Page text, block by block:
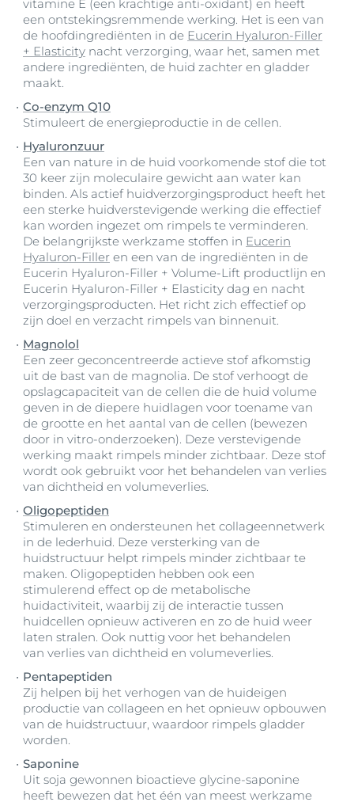
vitamine E (een krachtige anti-oxidant) en heeft
een ontstekingsremmende werking. Het is een van
de hoofdingrediënten in de Eucerin Hyaluron-Filler
+ Elasticity nacht verzorging, waar het, samen met
andere ingrediënten, de huid zachter en gladder
maakt.
Co-enzym Q10
Stimuleert de energieproductie in de cellen.
Hyaluronzuur
Een van nature in de huid voorkomende stof die tot
30 keer zijn moleculaire gewicht aan water kan
binden. Als actief huidverzorgingsproduct heeft het
een sterke huidverstevigende werking die effectief
kan worden ingezet om rimpels te verminderen.
De belangrijkste werkzame stoffen in Eucerin
Hyaluron-Filler en een van de ingrediënten in de
Eucerin Hyaluron-Filler + Volume-Lift productlijn en
Eucerin Hyaluron-Filler + Elasticity dag en nacht
verzorgingsproducten. Het richt zich effectief op
zijn doel en verzacht rimpels van binnenuit.
Magnolol
Een zeer geconcentreerde actieve stof afkomstig
uit de bast van de magnolia. De stof verhoogt de
opslagcapaciteit van de cellen die de huid volume
geven in de diepere huidlagen voor toename van
de grootte en het aantal van de cellen (bewezen
door in vitro-onderzoeken). Deze verstevigende
werking maakt rimpels minder zichtbaar. Deze stof
wordt ook gebruikt voor het behandelen van verlies
van dichtheid en volumeverlies.
Oligopeptiden
Stimuleren en ondersteunen het collageennetwerk
in de lederhuid. Deze versterking van de
huidstructuur helpt rimpels minder zichtbaar te
maken. Oligopeptiden hebben ook een
stimulerend effect op de metabolische
huidactiviteit, waarbij zij de interactie tussen
huidcellen opnieuw activeren en zo de huid weer
laten stralen. Ook nuttig voor het behandelen
van verlies van dichtheid en volumeverlies.
Pentapeptiden
Zij helpen bij het verhogen van de huideigen
productie van collageen en het opnieuw opbouwen
van de huidstructuur, waardoor rimpels gladder
worden.
Saponine
Uit soja gewonnen bioactieve glycine-saponine
heeft bewezen dat het één van meest werkzame